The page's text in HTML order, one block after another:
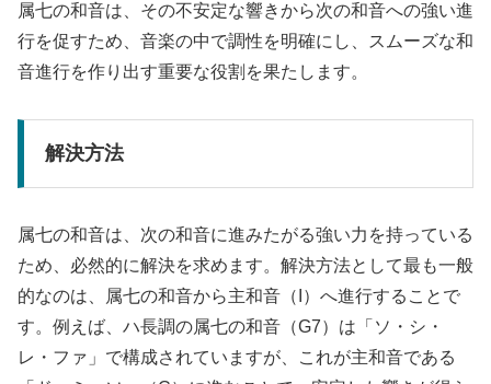
属七の和音は、その不安定な響きから次の和音への強い進
行を促すため、音楽の中で調性を明確にし、スムーズな和
音進行を作り出す重要な役割を果たします。
解決方法
属七の和音は、次の和音に進みたがる強い力を持っている
ため、必然的に解決を求めます。解決方法として最も一般
的なのは、属七の和音から主和音（I）へ進行することで
す。例えば、ハ長調の属七の和音（G7）は「ソ・シ・
レ・ファ」で構成されていますが、これが主和音である